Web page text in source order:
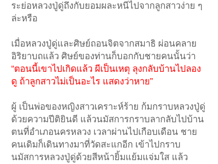
ระย่อหลวงปู่ดู่ถึงกับยอมผละหนีไปจากลูกสาวง่าย ๆ
ล่ะหรือ
เมื่อหลวงปู่ดู่และศิษย์ถอนจิตจากสมาธิ ผ่อนคลาย
อิริยาบถแล้ว ศิษย์ของท่านก็บอกกับชายคนนั้นว่า
“ตอนนี้เขาไปเกิดแล้ว ผีเป็นเหตุ ลุงกลับบ้านไปลอง
ดู ถ้าลูกสาวไม่เป็นอะไร แสดงว่าหาย”
ผู้ เป็นพ่อของหญิงสาวเคราะห์ร้าย ก้มกราบหลวงปู่ดู่
ด้วยความปีติยินดี แล้วนมัสการกราบลากลับไปบ้าน
ตนที่อำเภอนครหลวง เวลาผ่านไปเกือบเดือน ชาย
คนเดิมก็เดินทางมาที่วัดสะแกอีก เข้าไปกราบ
นมัสการหลวงปู่ดู่ด้วยสีหน้ายิ้มแย้มแจ่มใส แล้ว